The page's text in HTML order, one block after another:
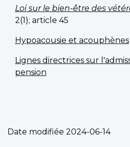
Loi sur le bien-être des
2(1); article 45
Hypoacousie et acouphènes
Lignes directrices sur
pension
Date modifiée 2024-06-14